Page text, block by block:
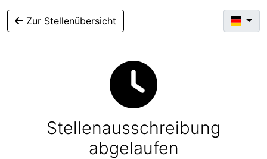
Zur Stellenübersicht
Stellenausschreibung
abgelaufen